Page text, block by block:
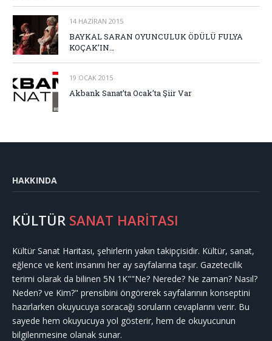
14 HAZIRAN 2015
BAYKAL SARAN OYUNCULUK ÖDÜLÜ FULYA
KOÇAK’IN…
19 OCAK 2015
Akbank Sanat’ta Ocak’ta Şiir Var
HAKKINDA
KÜLTÜR SANAT HARİTASI
Kültür Sanat Haritası, şehirlerin yakın takipçisidir. Kültür, sanat,
eğlence ve kent insanını her ay sayfalarına taşır. Gazetecilik
terimi olarak da bilinen 5N 1K""Ne? Nerede? Ne zaman? Nasıl?
Neden? ve Kim?" prensibini öngörerek sayfalarının konseptini
hazırlarken okuyucuya soracağı soruların cevaplarını verir. Bu
sayede hem okuyucuya yol gösterir, hem de okuyucunun
bilgilenmesine olanak sunar.